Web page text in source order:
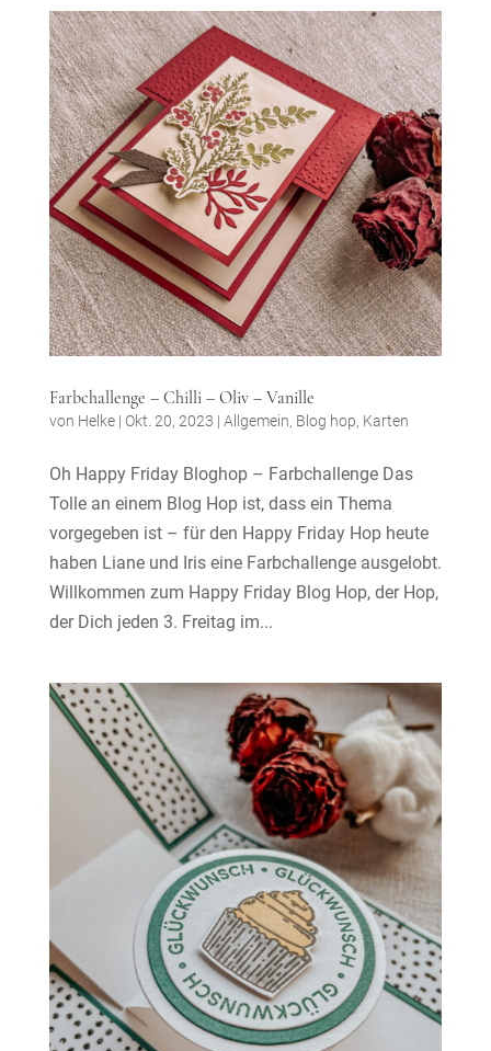
Farbchallenge – Chilli – Oliv – Vanille
von Helke| Okt. 20, 2023 | Allgemein, Blog hop, Karten
Oh Happy Friday Bloghop – Farbchallenge Das
Tolle an einem Blog Hop ist, dass ein Thema
vorgegeben ist – für den Happy Friday Hop heute
haben Liane und Iris eine Farbchallenge ausgelobt.
Willkommen zum Happy Friday Blog Hop, der Hop,
der Dich jeden 3. Freitag im...